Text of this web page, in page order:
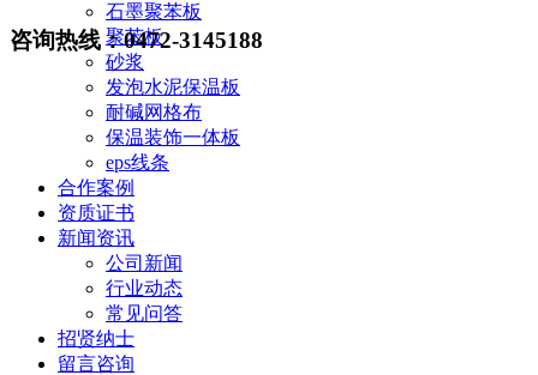
咨询热线：0472-3145188
石墨聚苯板
聚苯板
砂浆
发泡水泥保温板
耐碱网格布
保温装饰一体板
eps线条
合作案例
资质证书
新闻资讯
公司新闻
行业动态
常见问答
招贤纳士
留言咨询